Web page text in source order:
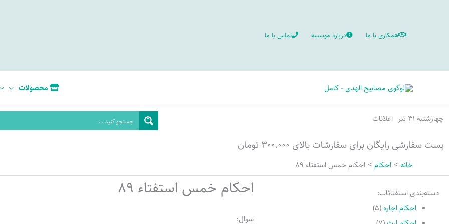
همکاری با ما درباره موسسه تماس با ما
محصولات
چهارشنبه ۳۱ تیر اعلانات
پست سفارشی رایگان برای سفارشات بالای ۳۰۰.۰۰۰ تومان
خانه احکام احکام خمس استفتاء 89
دسته‌بندی استفتائات:
احکام اجاره(۵)
احکام خمس استفتاء 89
سوال: